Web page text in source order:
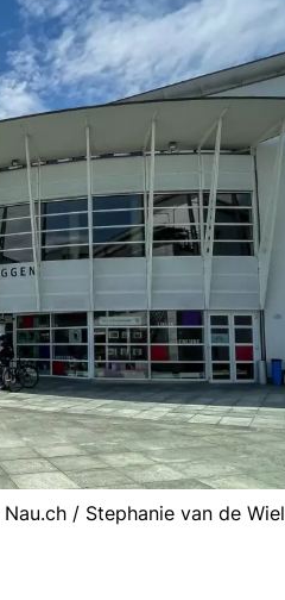
/ Stephanie van de Wiel